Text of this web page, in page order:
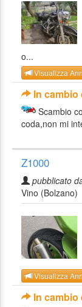
o...
Visualizza
In cambio
Scambio
coda,non mi
Z1000
pubblicato
Vino (Bolzano)
Visualizza
In cambio